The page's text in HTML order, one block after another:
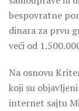
bespovratne
dinara za prvu
veći od
Na osnovu
koji su
internet sajtu